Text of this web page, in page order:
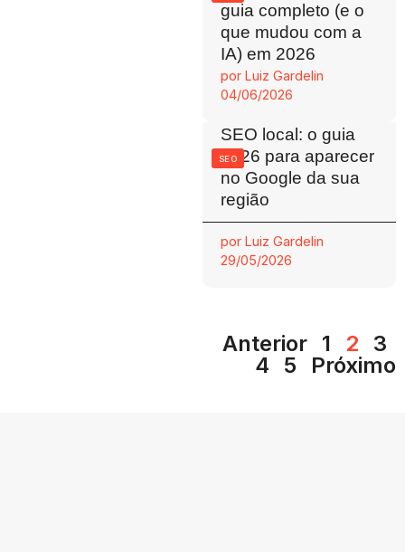
guia completo (e o
que mudou com a
IA) em 2026
por Luiz Gardelin
04/06/2026
SEO
SEO local: o guia
2026 para aparecer
no Google da sua
região
por Luiz Gardelin
29/05/2026
Anterior 1 2
3
4
5 Próximo